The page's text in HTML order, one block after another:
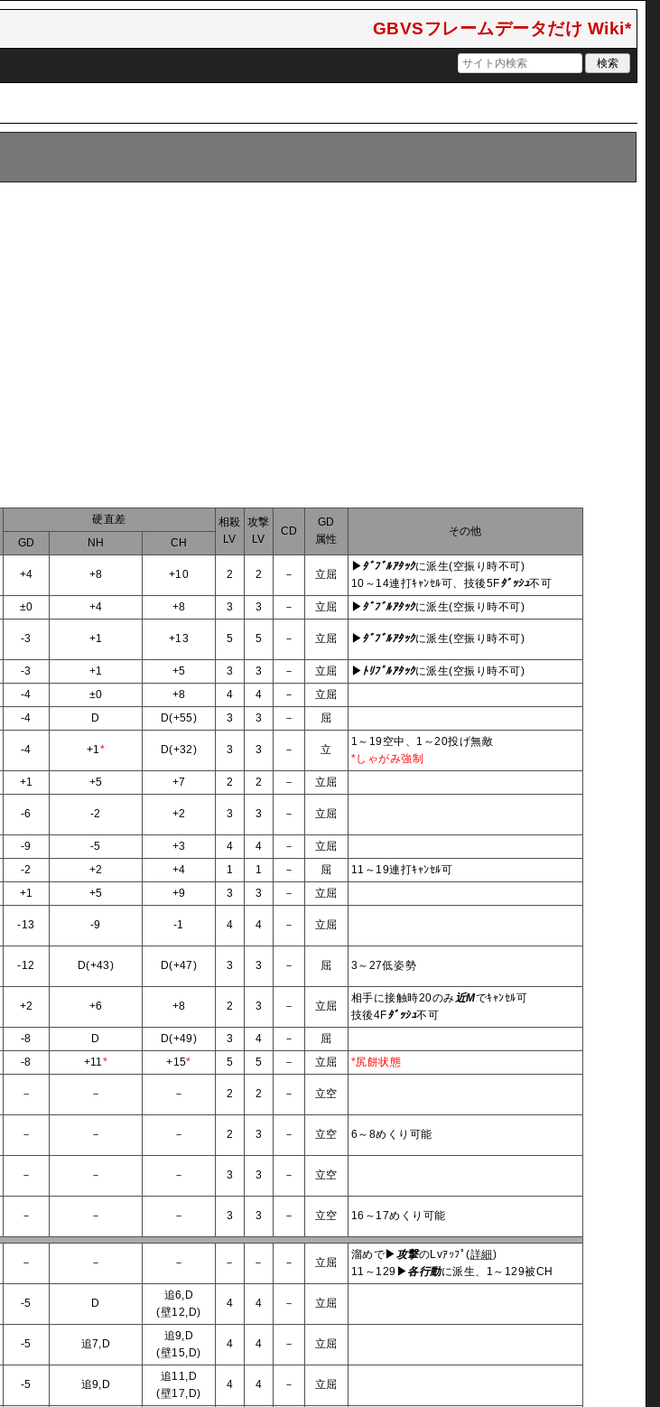
GBVSフレームデータだけ Wiki*
硬直差
相殺
LV
攻撃
LV
CD
GD
属性
その他
GD
NH CH
+4 +8 +10 2 2 － 立屈
▶ﾀﾞﾌﾞﾙｱﾀｯｸに派生(空振り時不可)
10～14連打ｷｬﾝｾﾙ可、技後5Fﾀﾞｯｼｭ不可
±0 +4 +8 3 3 － 立屈 ▶ﾀﾞﾌﾞﾙｱﾀｯｸに派生(空振り時不可)
-3 +1 +13 5 5 － 立屈 ▶ﾀﾞﾌﾞﾙｱﾀｯｸに派生(空振り時不可)
-3 +1 +5 3 3 － 立屈 ▶ ﾄﾘﾌﾟﾙｱﾀｯｸに派生(空振り時不可)
-4 ±0 +8 4 4 －
立屈
-4 D D(+55) 3 3 － 屈
-4 +1* D(+32) 3 3 － 立
1～19空中、1～20投げ無敵
*しゃがみ強制
+1 +5 +7 2 2 － 立屈
-6 -2 +2 3 3 － 立屈
-9 -5 +3 4 4 － 立屈
-2 +2 +4 1 1 － 屈
11～19連打ｷｬﾝｾﾙ可
+1 +5 +9 3 3 － 立屈
-13 -9 -1 4 4 － 立屈
-12 D(+43) D(+47) 3 3 － 屈 3～27低姿勢
+2 +6 +8 2 3 － 立屈
相手に接触時20のみ近Mでｷｬﾝｾﾙ可
技後4Fﾀﾞｯｼｭ不可
-8 D D(+49) 3 4 －
屈
-8 +11* +15* 5 5 － 立屈 *尻餅状態
－ － － 2 2 － 立空
－ － － 2 3 － 立空 6～8めくり可能
－ － － 3 3 － 立空
－ － － 3 3 － 立空 16～17めくり可能
－ － － － － － 立屈
溜めで ▶攻撃のLvｱｯﾌﾟ(詳細)
11～129 ▶各行動に派生、1～129被CH
-5 D
追6,D
(壁12,D)
4 4 － 立屈
-5 追7,D
追9,D
(壁15,D)
4 4 － 立屈
-5 追9,D
追11,D
(壁17,D)
4 4 － 立屈